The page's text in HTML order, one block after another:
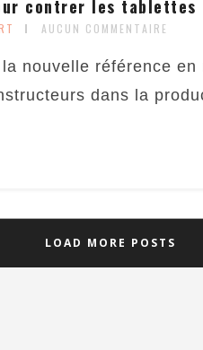
contrer les tablettes
AUCUN COMMENTAIRE
nouvelle référence
dans la
LOAD MORE POSTS